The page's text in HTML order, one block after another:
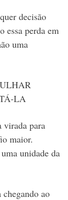
decisão
essa perda em
uma
LA
virada para
maior.
unidade da
chegando ao